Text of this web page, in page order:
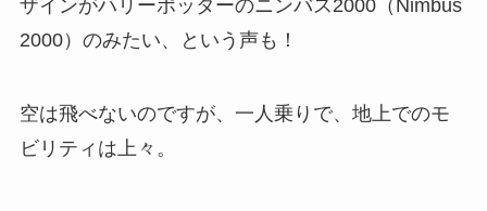
ザインがハリーポッターのニンバス2000（Nimbus
2000）のみたい、という声も！
空は飛べないのですが、一人乗りで、地上でのモ
ビリティは上々。